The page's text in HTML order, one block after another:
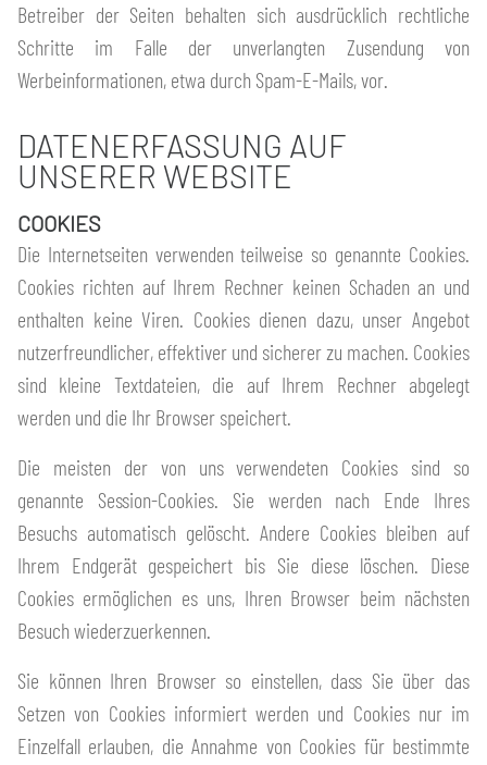
Betreiber der Seiten behalten sich ausdrücklich rechtliche
Schritte im Falle der unverlangten Zusendung von
Werbeinformationen, etwa durch Spam-E-Mails, vor.
DATENERFASSUNG AUF
UNSERER WEBSITE
COOKIES
Die Internetseiten verwenden teilweise so genannte Cookies.
Cookies richten auf Ihrem Rechner keinen Schaden an und
enthalten keine Viren. Cookies dienen dazu, unser Angebot
nutzerfreundlicher, effektiver und sicherer zu machen. Cookies
sind kleine Textdateien, die auf Ihrem Rechner abgelegt
werden und die Ihr Browser speichert.
Die meisten der von uns verwendeten Cookies sind so
genannte Session-Cookies. Sie werden nach Ende Ihres
Besuchs automatisch gelöscht. Andere Cookies bleiben auf
Ihrem Endgerät gespeichert bis Sie diese löschen. Diese
Cookies ermöglichen es uns, Ihren Browser beim nächsten
Besuch wiederzuerkennen.
Sie können Ihren Browser so einstellen, dass Sie über das
Setzen von Cookies informiert werden und Cookies nur im
Einzelfall erlauben, die Annahme von Cookies für bestimmte